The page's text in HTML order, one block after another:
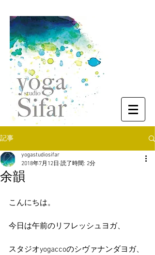
記事
余韻
yogastudiosifar
2018年7月12日 読了時間: 2分
こんにちは。
今日は午前のリフレッシュヨガ、
スタジオyogaccoのシヴァナンダヨガ、